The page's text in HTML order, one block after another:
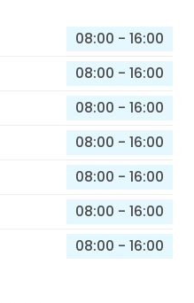
08:00 - 16:00
08:00 - 16:00
08:00 - 16:00
08:00 - 16:00
08:00 - 16:00
08:00 - 16:00
08:00 - 16:00